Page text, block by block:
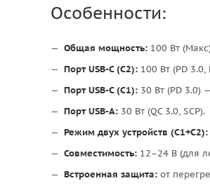
Особенности:
Общая мощность: 100 Вт
Порт USB-C (C2): 100 Вт (PD
Порт USB-C (C1): 30 Вт (PD 3.0)
Порт USB-A: 30 Вт (QC 3.0, SCP).
Режим двух устройств (C1+C2):
Совместимость: 12–24 В (для
Встроенная защита: от